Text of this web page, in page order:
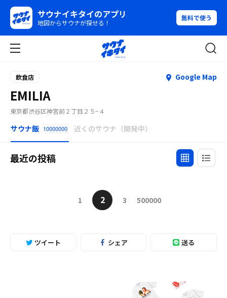
サウナイキタイのアプリ
地図からサウナが探せる！
無料で使う
飲食店 Google Map
EMILIA
東京都渋谷区神宮前２丁目２５−４
サウナ飯 10000000 近くのサウナ（開発中）
最近の投稿
1 2 3 500000
ツイート シェア 送る